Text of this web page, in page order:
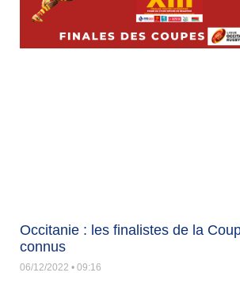
Occitanie : les finalistes de la
connus
06/12/2022 09:16